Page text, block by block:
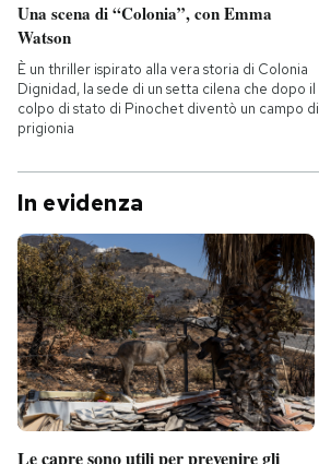
I MIEI PREFERITI
SHOP
CALENDARIO
AREA PERSONALE
Entra
Una scena di “Colonia”, con Emma
Watson
È un thriller ispirato alla vera storia di Colonia
Dignidad, la sede di un setta cilena che dopo il
colpo di stato di Pinochet diventò un campo di
prigionia
In evidenza
Le capre sono utili per prevenire gli